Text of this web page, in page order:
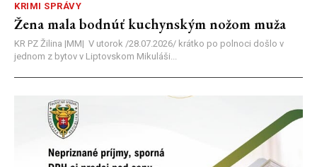
KRIMI SPRÁVY
Žena mala bodnúť kuchynským nožom muža
KR PZ Žilina |MM| V utorok /28.07.2026/ krátko po polnoci došlo v
jednom z bytov v Liptovskom Mikuláši...